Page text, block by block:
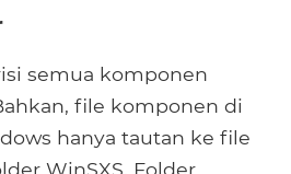
semua komponen
file komponen di
hanya tautan ke file
WinSXS. Folder